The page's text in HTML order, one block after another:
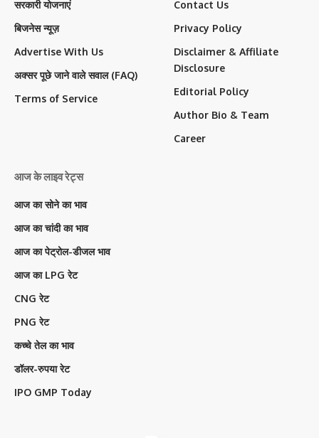
सरकारी योजनाएं
बिजनेस न्यूज़
Advertise With Us
अक्सर पूछे जाने वाले सवाल (FAQ)
Terms of Service
Contact Us
Privacy Policy
Disclaimer & Affiliate
Disclosure
Editorial Policy
Author Bio & Team
Career
आज के लाइव रेट्स
आज का सोने का भाव
आज का चांदी का भाव
आज का पेट्रोल-डीजल भाव
आज का LPG रेट
CNG रेट
PNG रेट
कच्चे तेल का भाव
डॉलर-रुपया रेट
IPO GMP Today